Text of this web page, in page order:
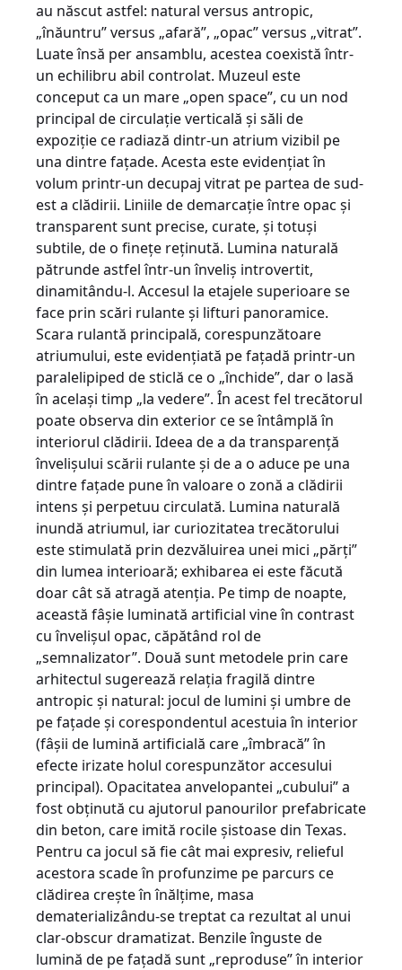
au născut astfel: natural versus antro­pic,
„înăuntru” versus „afară”, „opac” versus „vi­trat”.
Luate însă per ansamblu, acestea coexis­tă într-
un echilibru abil controlat. Mu­zeul este
conceput ca un mare „open spa­ce”, cu un nod
principal de circulaţie verticală şi săli de
expoziţie ce radiază dintr-un atrium vizibil pe
una dintre faţade. Acesta este evidenţiat în
volum printr-un decupaj vitrat pe partea de sud-
est a clădirii. Liniile de demarcaţie între opac şi
transparent sunt precise, curate, şi totuşi
subtile, de o fineţe reţinută. Lumina naturală
pătrunde astfel într-un înve­liş introvertit,
dinamitându-l. Accesul la etajele superioare se
face prin scări rulante şi lifturi panoramice.
Scara rulantă principală, corespunzătoare
atriumului, este evidenţiată pe faţadă printr-un
paralelipiped de sticlă ce o „închide”, dar o lasă
în acelaşi timp „la vedere”. În acest fel trecătorul
poate observa din exterior ce se întâmplă în
interiorul clădirii. Ideea de a da transparenţă
învelişului scării rulante şi de a o aduce pe una
dintre faţade pune în valoare o zonă a clădirii
intens şi perpetuu circulată. Lumina naturală
inundă atriumul, iar curiozitatea trecătorului
este stimulată prin dezvăluirea unei mici „părţi”
din lumea interioară; exhibarea ei este făcută
doar cât să atragă atenţia. Pe timp de noapte,
această fâşie luminată artificial vine în contrast
cu învelişul opac, căpătând rol de
„semnalizator”. Două sunt metodele prin care
arhitectul su­gerează relaţia fragilă dintre
antropic şi natural: jocul de lumini şi umbre de
pe faţade şi corespondentul acestuia în interior
(fâşii de lumină artificială care „îmbracă” în
efecte irizate holul corespunzător accesului
principal). Opacitatea anvelopantei „cubului” a
fost obţinută cu ajutorul panourilor prefabricate
din beton, care imită rocile şistoase din Texas.
Pentru ca jocul să fie cât mai expresiv, relieful
acestora scade în profunzime pe parcurs ce
clădirea creşte în înălţime, masa
dematerializându-se treptat ca rezultat al unui
clar-obscur dramatizat. Benzile înguste de
lumină de pe faţadă sunt „reproduse” în interior